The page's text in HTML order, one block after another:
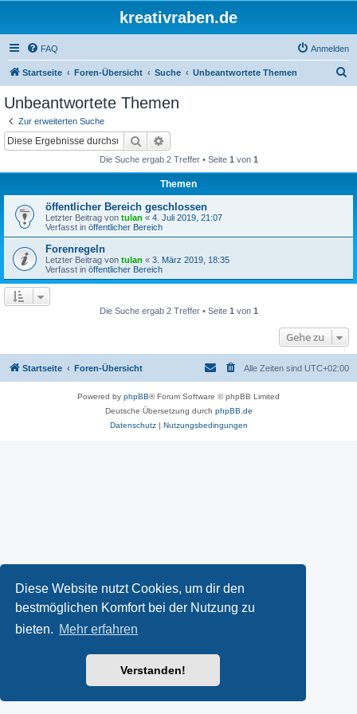
Diese Website nutzt Cookies, um dir den
bestmöglichen Komfort bei der Nutzung zu
bieten. Mehr erfahren
Verstanden!
kreativraben.de
FAQ Anmelden
Startseite Foren-Übersicht Suche Unbeantwortete Themen
Unbeantwortete Themen
Zur erweiterten Suche
Suche
Die Suche ergab 2 Treffer • Seite 1 von 1
Themen
öffentlicher Bereich geschlossen
Letzter Beitrag von tulan « 4. Juli 2019, 21:07
Verfasst in öffentlicher Bereich
Forenregeln
Letzter Beitrag von tulan « 3. März 2019, 18:35
Verfasst in öffentlicher Bereich
Die Suche ergab 2 Treffer • Seite 1 von 1
Gehe zu
Startseite Foren-Übersicht Alle Zeiten sind UTC+02:00
Powered by phpBB® Forum Software © phpBB Limited
Deutsche Übersetzung durch phpBB.de
Datenschutz| Nutzungsbedingungen